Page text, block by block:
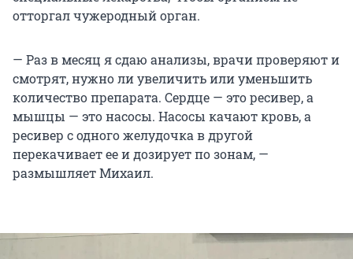
отторгал чужеродный орган.
— Раз в месяц я сдаю анализы, врачи проверяют и
смотрят, нужно ли увеличить или уменьшить
количество препарата. Сердце — это ресивер, а
мышцы — это насосы. Насосы качают кровь, а
ресивер с одного желудочка в другой
перекачивает ее и дозирует по зонам, —
размышляет Михаил.